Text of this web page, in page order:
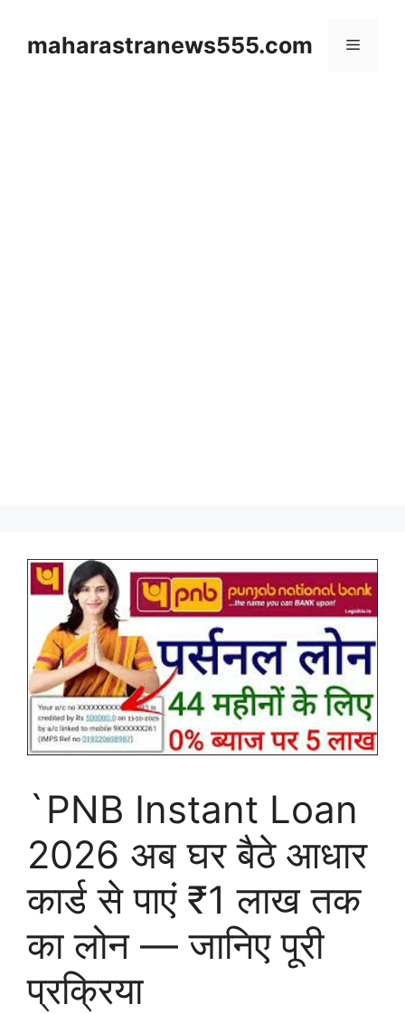
contentmaharastranews555.com Menu
`PNB Instant Loan
2026 अब घर बैठे आधार
कार्ड से पाएं ₹1 लाख तक
का लोन — जानिए पूरी
प्रक्रिया